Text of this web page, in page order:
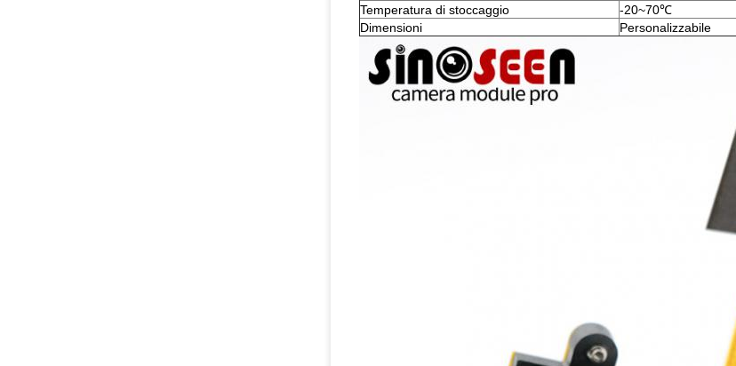
Temperatura di stoccaggio
-20~70℃
Dimensioni
Personalizzabile